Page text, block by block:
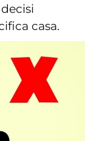
casa.